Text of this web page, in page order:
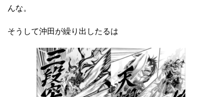
んな。
そうして沖田が繰り出したるは